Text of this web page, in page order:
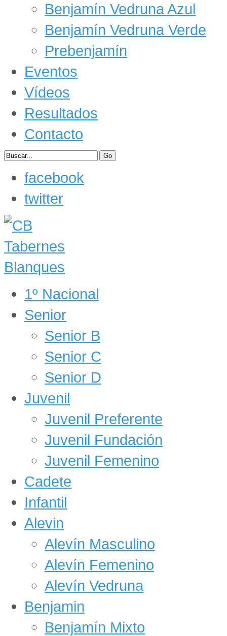
Benjamín Vedruna Azul
Benjamín Vedruna Verde
Prebenjamín
Eventos
Vídeos
Resultados
Contacto
facebook
twitter
1º Nacional
Senior
Senior B
Senior C
Senior D
Juvenil
Juvenil Preferente
Juvenil Fundación
Juvenil Femenino
Cadete
Infantil
Alevin
Alevín Masculino
Alevín Femenino
Alevín Vedruna
Benjamin
Benjamín Mixto